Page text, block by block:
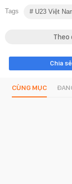
Tags U23 Việt
Theo
Chia sẻ
CÙNG MỤC